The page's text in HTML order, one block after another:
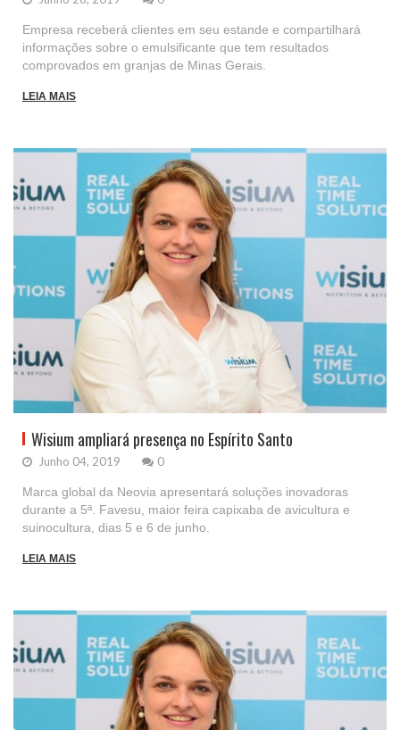
Empresa receberá clientes em seu estande e compartilhará
informações sobre o emulsificante que tem resultados
comprovados em granjas de Minas Gerais.
LEIA MAIS
Wisium ampliará presença no Espírito Santo
Junho 04, 2019 0
Marca global da Neovia apresentará soluções inovadoras
durante a 5ª. Favesu, maior feira capixaba de avicultura e
suinocultura, dias 5 e 6 de junho.
LEIA MAIS